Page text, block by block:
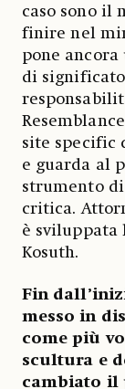
caso sono il
finire nel
pone
di
site specific
e guarda al
strumento di
critica.
è sviluppata
Kosuth.
Fin
messo in
come più
scultura e
cambiato il